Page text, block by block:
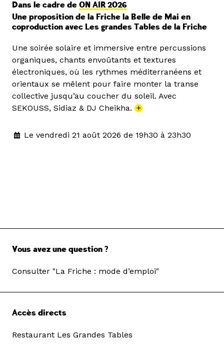
Dans le cadre de ON AIR 2026
Une proposition de la Friche la Belle de Mai en
coproduction avec Les grandes Tables de la Friche
Une soirée solaire et immersive entre percussions
organiques, chants envoûtants et textures
électroniques, où les rythmes méditerranéens et
orientaux se mêlent pour faire monter la transe
collective jusqu’au coucher du soleil. Avec
SEKOUSS, Sidiaz & DJ Cheikha. +
Le vendredi 21 août 2026 de 19h30 à 23h30
Vous avez une question ?
Consulter "La Friche : mode d’emploi"
Accès directs
Restaurant Les Grandes Tables